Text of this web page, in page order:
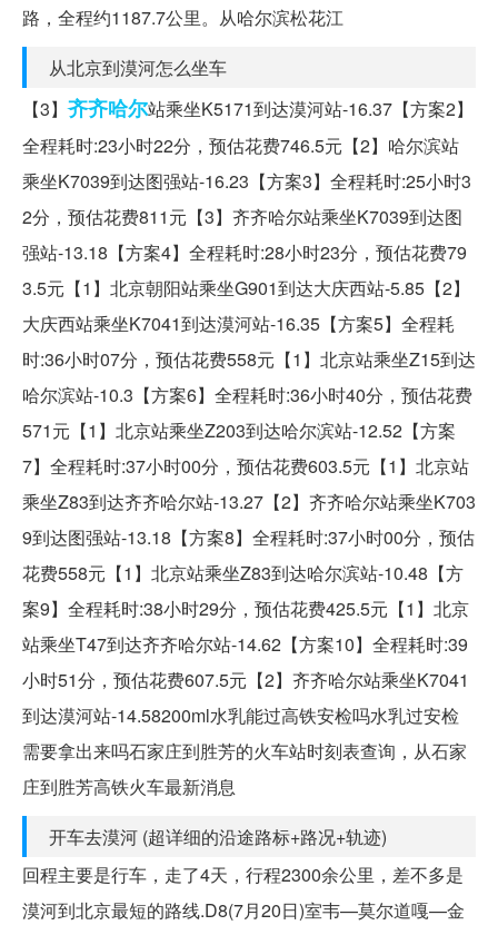
路，全程约1187.7公里。从哈尔滨松花江
从北京到漠河怎么坐车
【3】齐齐哈尔站乘坐K5171到达漠河站-16.37【方案2】
全程耗时:23小时22分，预估花费746.5元【2】哈尔滨站
乘坐K7039到达图强站-16.23【方案3】全程耗时:25小时3
2分，预估花费811元【3】齐齐哈尔站乘坐K7039到达图
强站-13.18【方案4】全程耗时:28小时23分，预估花费79
3.5元【1】北京朝阳站乘坐G901到达大庆西站-5.85【2】
大庆西站乘坐K7041到达漠河站-16.35【方案5】全程耗
时:36小时07分，预估花费558元【1】北京站乘坐Z15到达
哈尔滨站-10.3【方案6】全程耗时:36小时40分，预估花费
571元【1】北京站乘坐Z203到达哈尔滨站-12.52【方案
7】全程耗时:37小时00分，预估花费603.5元【1】北京站
乘坐Z83到达齐齐哈尔站-13.27【2】齐齐哈尔站乘坐K703
9到达图强站-13.18【方案8】全程耗时:37小时00分，预估
花费558元【1】北京站乘坐Z83到达哈尔滨站-10.48【方
案9】全程耗时:38小时29分，预估花费425.5元【1】北京
站乘坐T47到达齐齐哈尔站-14.62【方案10】全程耗时:39
小时51分，预估花费607.5元【2】齐齐哈尔站乘坐K7041
到达漠河站-14.58200ml水乳能过高铁安检吗水乳过安检
需要拿出来吗石家庄到胜芳的火车站时刻表查询，从石家
庄到胜芳高铁火车最新消息
开车去漠河 (超详细的沿途路标+路况+轨迹)
回程主要是行车，走了4天，行程2300余公里，差不多是
漠河到北京最短的路线.D8(7月20日)室韦—莫尔道嘎—金